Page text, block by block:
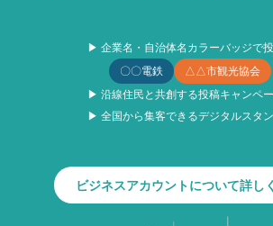
▶ 企業名・自治体名カラーバッジで
〇〇電鉄
△△市観光協会
▶ 沿線住民と共創する投稿キャンペ
▶ 全国から集客できるデジタルスタ
ビジネスアカウントについて詳し